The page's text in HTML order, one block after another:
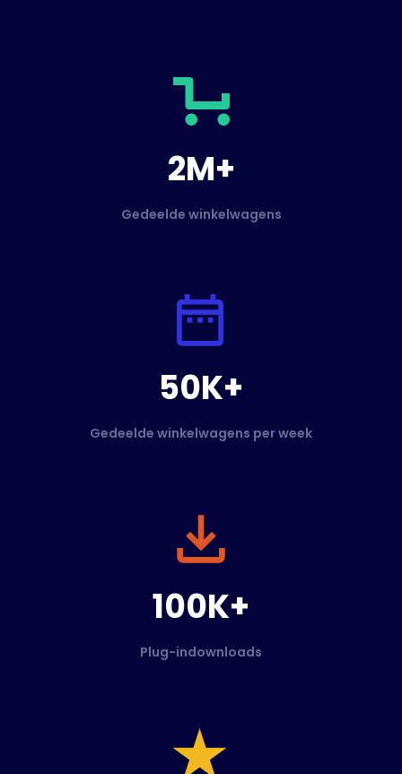
2M+
Gedeelde winkelwagens
50K+
Gedeelde winkelwagens per week
100K+
Plug-indownloads